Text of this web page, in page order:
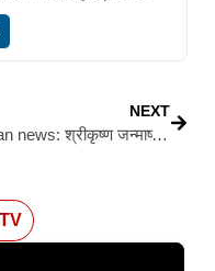
NEXT
Saran news: श्रीकृष्ण जन्माष्टमी पर भक्तिमय माहौल, अखंड अष्टयाम, भव्य जुलूस और मटकी फोड़ प्रतियोगिता में उमड़ा जनसैलाब